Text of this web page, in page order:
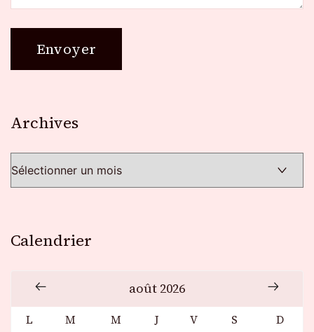
Archives
Calendrier
août 2026
L M M J V S D